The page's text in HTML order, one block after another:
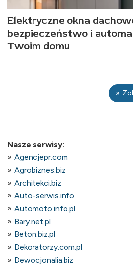
Elektryczne okna
bezpieczeństwo i
Twoim domu
Nasze serwisy:
Agencjepr.com
Agrobiznes.biz
Architekci.biz
Auto-serwis.info
Automoto.info.pl
Bary.net.pl
Beton.biz.pl
Dekoratorzy.com.pl
Dewocjonalia.biz